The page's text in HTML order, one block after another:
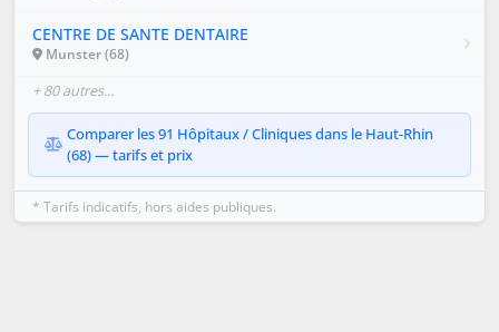
CENTRE DE SANTE DENTAIRE
Munster (68)
+ 80 autres…
Comparer les 91 Hôpitaux / Cliniques dans le Haut-Rhin
(68) — tarifs et prix
* Tarifs indicatifs, hors aides publiques.